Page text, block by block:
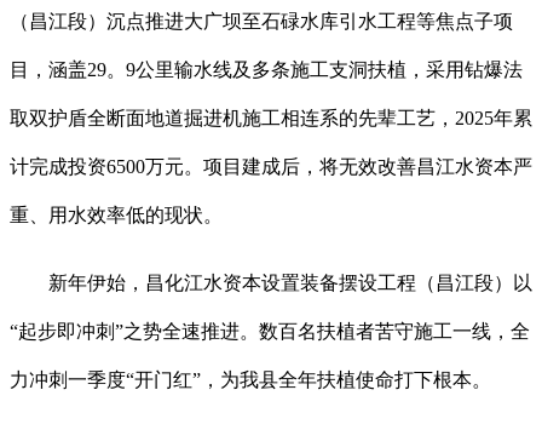
（昌江段）沉点推进大广坝至石碌水库引水工程等焦点子项
目，涵盖29。9公里输水线及多条施工支洞扶植，采用钻爆法
取双护盾全断面地道掘进机施工相连系的先辈工艺，2025年累
计完成投资6500万元。项目建成后，将无效改善昌江水资本严
重、用水效率低的现状。
新年伊始，昌化江水资本设置装备摆设工程（昌江段）以
“起步即冲刺”之势全速推进。数百名扶植者苦守施工一线，全
力冲刺一季度“开门红”，为我县全年扶植使命打下根本。